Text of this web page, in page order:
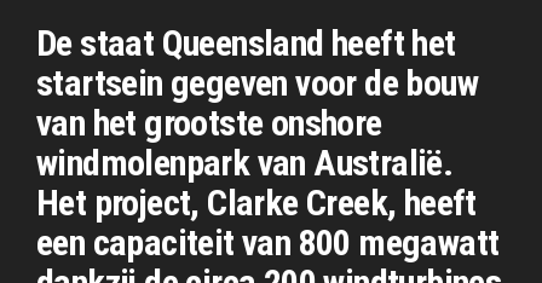
De staat Queensland heeft het
startsein gegeven voor de bouw
van het grootste onshore
windmolenpark van Australië.
Het project, Clarke Creek, heeft
een capaciteit van 800 megawatt